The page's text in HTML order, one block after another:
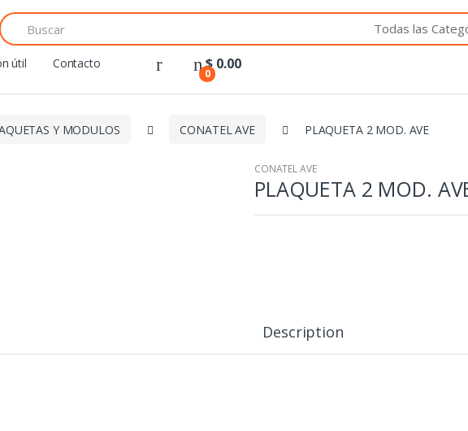
Search
for:
útil Contacto
0
$ 0.00
Y MODULOS CONATEL AVE PLAQUETA 2 MOD. AVE
CONATEL AVE
PLAQUETA 2 MOD.
Description